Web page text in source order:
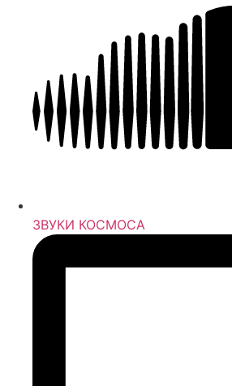
ЗВУКИ КОСМОСА